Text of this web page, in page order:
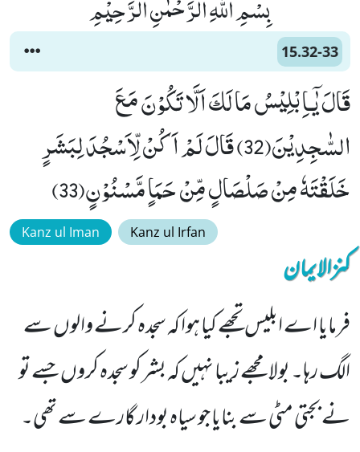
بِسْمِ اللّٰهِ الرَّحْمٰنِ الرَّحِیْمِ
15.32-33
قَالَ یٰۤـاِبْلِیْسُ مَا لَكَ اَلَّا تَكُوْنَ مَعَ
السّٰجِدِیْنَ(32) قَالَ لَمْ اَكُنْ لِّاَسْجُدَ لِبَشَرٍ
خَلَقْتَهٗ مِنْ صَلْصَالٍ مِّنْ حَمَاٍ مَّسْنُوْنٍ(33)
Kanz ul Iman Kanz ul Irfan
کنزالایمان
فرمایا اے ابلیس تجھے کیا ہوا کہ سجدہ کرنے والوں سے
الگ رہا۔ بولا مجھے زیبا نہیں کہ بشر کو سجدہ کروں جسے تو
نے بجتی مٹی سے بنایا جو سیاہ بودار گارے سے تھی۔